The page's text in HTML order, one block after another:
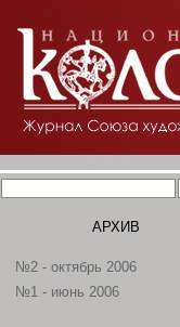
АРХИВ
№2 - октябрь 2006
№1 - июнь 2006